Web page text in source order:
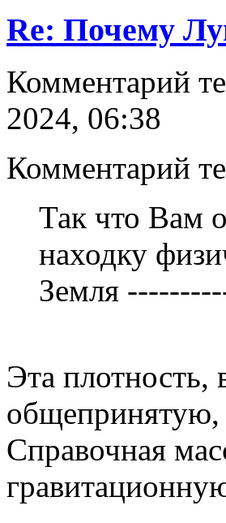
Re: Почему
Комментарий
2024, 06:38
Комментарий
Так что Вам
находку
Земля
Эта плотность,
общепринятую,
Справочная